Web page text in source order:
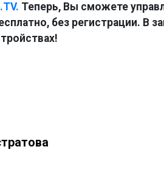
Теперь, Вы сможете
без регистрации. В